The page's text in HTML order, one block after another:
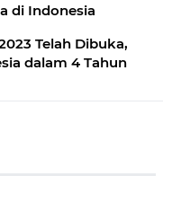
di Indonesia
Telah Dibuka,
dalam 4 Tahun